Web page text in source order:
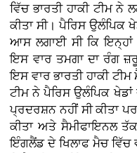
ਵਿੱਚ ਭਾਰਤੀ ਹਾਕੀ ਟੀਮ ਨੇ
ਕੀਤਾ ਸੀ। ਪੈਰਿਸ ਉਲੰਪਿਕ
ਆਸ ਲਗਾਈ ਸੀ ਕਿ ਇਨ੍ਹਾਂ
ਇਸ ਵਾਰ ਤਮਗਾ ਦਾ ਰੰਗ
ਇਸ ਵਾਰ ਭਾਰਤੀ ਹਾਕੀ
ਟੀਮ ਨੇ ਪੈਰਿਸ ਉਲੰਪਿਕ
ਪ੍ਰਦਰਸ਼ਨ ਨਹੀਂ ਸੀ ਕੀਤਾ
ਕੀਤਾ ਅਤੇ ਸੈਮੀਫਾਇਨਲ
ਇੰਗਲੈਂਡ ਦੇ ਖਿਲਾਫ ਮੈਚ ਵਿੱਚ